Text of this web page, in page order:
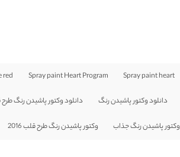
Spray paint heart
Spray paint Heart Program
red
دانلود وکتور پاشیدن رنگ دانلود وکتور پاشیدن رنگ
وکتور پاشیدن رنگ جذاب وکتور پاشیدن رنگ طرح قلب 2016